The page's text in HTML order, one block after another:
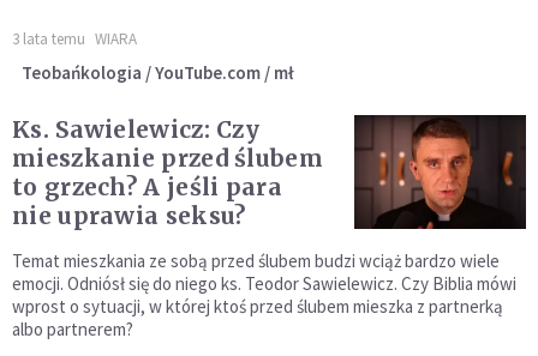
3 lata temu WIARA
Teobańkologia / YouTube.com / mł
Ks. Sawielewicz: Czy
mieszkanie przed ślubem
to grzech? A jeśli para
nie uprawia seksu?
Temat mieszkania ze sobą przed ślubem budzi wciąż bardzo wiele
emocji. Odniósł się do niego ks. Teodor Sawielewicz. Czy Biblia mówi
wprost o sytuacji, w której ktoś przed ślubem mieszka z partnerką
albo partnerem?